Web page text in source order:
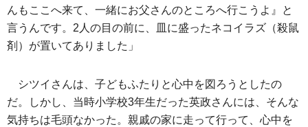
んもここへ来て、一緒にお父さんのところへ行こうよ』と
言うんです。2人の目の前に、皿に盛ったネコイラズ（殺鼠
剤）が置いてありました」
シツイさんは、子どもふたりと心中を図ろうとしたの
だ。しかし、当時小学校3年生だった英政さんには、そんな
気持ちは毛頭なかった。親戚の家に走って行って、心中を